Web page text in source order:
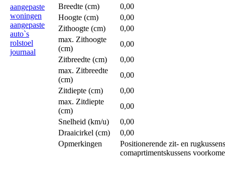
aangepaste
woningen
aangepaste
auto`s
rolstoel
journaal
Breedte (cm)
0,00
Hoogte (cm)
0,00
Zithoogte (cm)
0,00
max. Zithoogte
(cm)
0,00
Zitbreedte (cm)
0,00
max. Zitbreedte
(cm)
0,00
Zitdiepte (cm)
0,00
max. Zitdiepte
(cm)
0,00
Snelheid (km/u)
0,00
Draaicirkel (cm)
0,00
Opmerkingen
Positionerende zit- en
comaprtimentskussens